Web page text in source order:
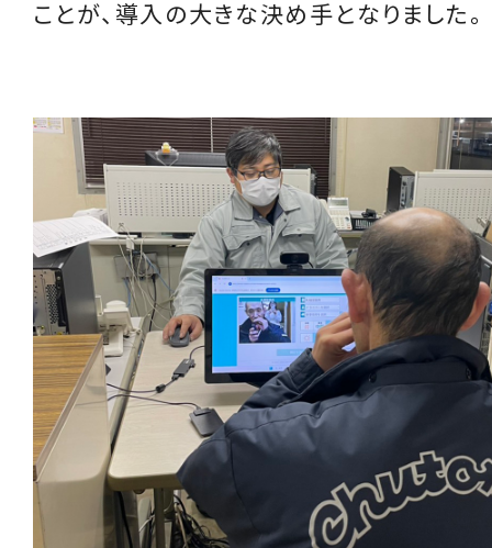
ことが、導入の大きな決め手となりました。